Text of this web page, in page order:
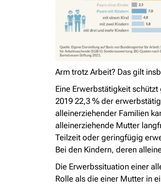
Arm trotz Arbeit? Das gilt
Eine Erwerbstätigkeit
2019 22,3 % der
alleinerziehender Familien
alleinerziehende Mutter
Teilzeit oder geringfügig
Bei den Kindern, deren
Die Erwerbssituation einer
Rolle als die einer Mutter in